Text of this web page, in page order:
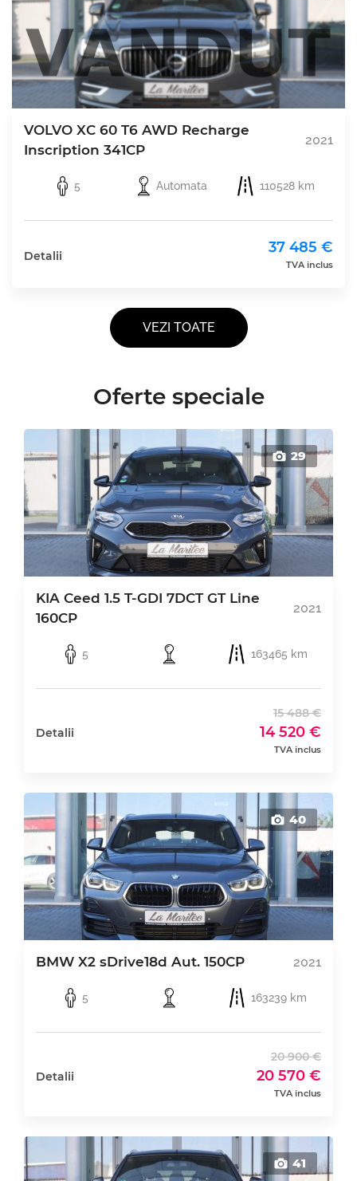
VOLVO XC 60 T6 AWD Recharge
Inscription 341CP
2021
5 Automata 110528 km
Detalii 37 485 €
TVA inclus
VEZI TOATE
Oferte speciale
29
KIA Ceed 1.5 T-GDI 7DCT GT Line
160CP
2021
5 163465 km
Detalii
15 488 €
14 520 €
TVA inclus
40
BMW X2 sDrive18d Aut. 150CP 2021
5 163239 km
Detalii
20 900 €
20 570 €
TVA inclus
41